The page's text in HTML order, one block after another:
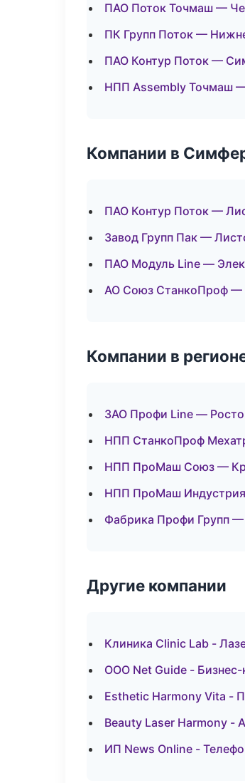
ПАО Поток Точмаш —
ПК Групп Поток —
ПАО Контур Поток —
НПП Assembly Точмаш
Компании в
ПАО Контур Поток —
Завод Групп Пак —
ПАО Модуль Line —
АО Союз СтанкоПроф —
Компании в
ЗАО Профи Line —
НПП СтанкоПроф
НПП ПроМаш Союз —
НПП ПроМаш
Фабрика Профи Групп —
Другие компании
Клиника Clinic Lab -
ООО Net Guide - Бизнес-
Esthetic Harmony Vita -
Beauty Laser Harmony -
ИП News Online -